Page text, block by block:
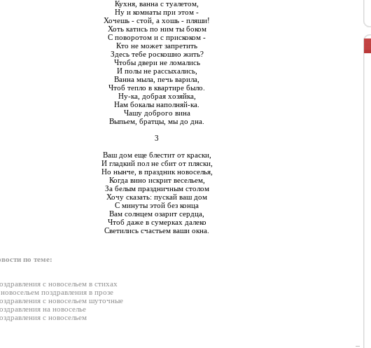
Кухня, ванна с туалетом,
Ну и комнаты при этом -
Хочешь - стой, а хошь - пляши!
Хоть катись по ним ты боком
С поворотом и с прискоком -
Кто не может запретить
Здесь тебе роскошно жить?
Чтобы двери не ломались
И полы не рассыхались,
Ванна мыла, печь варила,
Чтоб тепло в квартире было.
Ну-ка, добрая хозяйка,
Нам бокалы наполняй-ка.
Чашу доброго вина
Выпьем, братцы, мы до дна.
3
Ваш дом еще блестит от краски,
И гладкий пол не сбит от пляски,
Но нынче, в праздник новоселья,
Когда вино искрит весельем,
За белым праздничным столом
Хочу сказать: пускай ваш дом
С минуты этой без конца
Вам солнцем озарит сердца,
Чтоб даже в сумерках далеко
Светились счастьем ваши окна.
по теме:
с новосельем в стихах
поздравления в прозе
с новосельем шуточные
на новоселье
с новосельем